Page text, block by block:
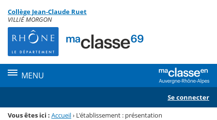
Menu de la rubrique
Contenu
Collège Jean-Claude Ruet
VILLIÉ MORGON
MENU
Se connecter
Vous êtes ici : Accueil› L'établissement : présentation